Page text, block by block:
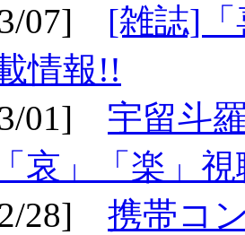
07] [雑誌]「
情報!!
01] 宇留斗
哀」「楽」
28] 携帯コ